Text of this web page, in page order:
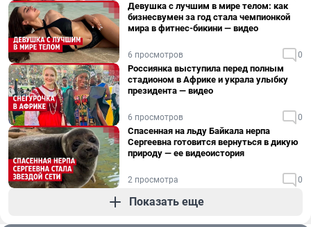
Девушка с лучшим в мире телом: как
бизнесвумен за год стала чемпионкой
мира в фитнес-бикини — видео
6 просмотров 0
Россиянка выступила перед полным
стадионом в Африке и украла улыбку
президента — видео
6 просмотров 0
Спасенная на льду Байкала нерпа
Сергеевна готовится вернуться в дикую
природу — ее видеоистория
2 просмотра 0
Показать еще